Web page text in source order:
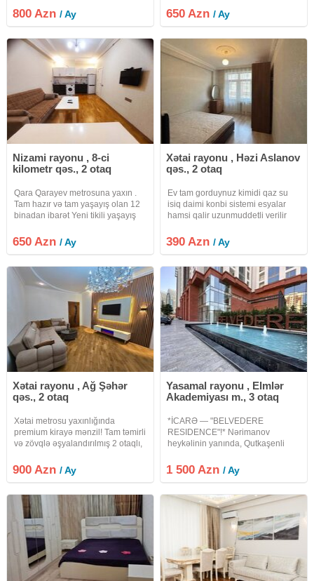
şeraiti var. Ətraflı məlumat üçün
Whatsappdan elaqe saxlayardiniz.
800 Azn/ Ay
üst otaqlı, tam əşyalı mənzil kirayə
verilir. Mənzil 17 mərtəbəli binanın
650 Azn/ Ay
Nizami rayonu , 8-ci
kilometr qəs., 2 otaq
Qara Qarayev metrosuna yaxın .
Tam hazır və tam yaşayış olan 12
binadan ibarət Yeni tikili yaşayış
otaqlıya düzəlmə mənzil kirayə
verilir . 17/14 . Ümumi sahəsi 55
650 Azn/ Ay
Xətai rayonu , Həzi Aslanov
qəs., 2 otaq
Ev tam gorduynuz kimidi qaz su
isiq daimi konbi sistemi esyalar
hamsi qalir uzunmuddetli verilir
390 Azn/ Ay
Xətai rayonu , Ağ Şəhər
qəs., 2 otaq
Xətai metrosu yaxınlığında
premium kirayə mənzil! Tam təmirli
və zövqlə əşyalandırılmış 2 otaqlı,
verilir. Xətai m/s yaxınlığı 16
mərtəbəli binanın 4-cü mərtəbəsi
900 Azn/ Ay
Yasamal rayonu , Elmlər
Akademiyası m., 3 otaq
*İCARƏ — "BELVEDERE
RESIDENCE"!* Nərimanov
heykəlinin yanında, Qutkaşenli
CLASS* kompleksində *3 otaqa
düzəltmə. Əla dizayner təmirli,
1 500 Azn/ Ay